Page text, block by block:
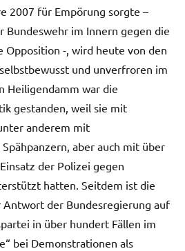
2007 für Empörung sorgte –
Bundeswehr im Innern gegen die
Opposition -, wird heute von den
und unverfroren im
Heiligendamm war die
gestanden, weil sie mit
anderem mit
aber auch mit über
der Polizei gegen
hatten. Seitdem ist die
Antwort der Bundesregierung auf
in über hundert Fällen im
bei Demonstrationen als